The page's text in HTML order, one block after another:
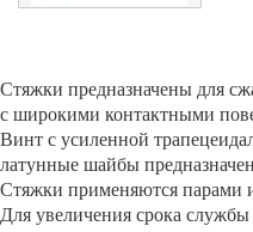
Стяжки предназначены для
с широкими контактными
Винт с усиленной
латунные шайбы
Стяжки применяются парами
Для увеличения срока службы